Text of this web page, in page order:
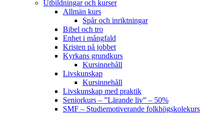
Utbildningar och kurser
Allmän kurs
Spår och inriktningar
Bibel och tro
Enhet i mångfald
Kristen på jobbet
Kyrkans grundkurs
Kursinnehåll
Livskunskap
Kursinnehåll
Livskunskap med praktik
Seniorkurs – ”Lärande liv” – 50%
SMF – Studiemotiverande folkhögskolekurs